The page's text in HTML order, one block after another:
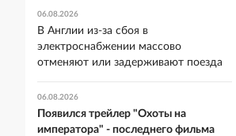
06.08.2026
В Англии из-за сбоя в
электроснабжении массово
отменяют или задерживают поезда
06.08.2026
Появился трейлер "Охоты на
императора" - последнего фильма